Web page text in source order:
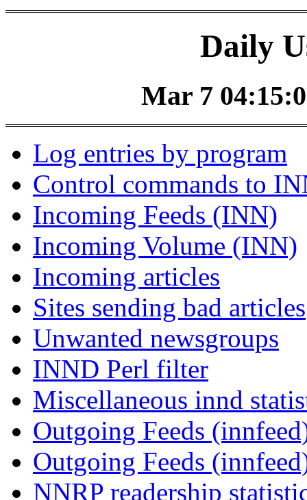
Daily
Mar 7
Log entries by program
Control commands to
Incoming Feeds (INN)
Incoming Volume (INN)
Incoming articles
Sites sending bad articles
Unwanted newsgroups
INND Perl filter
Miscellaneous innd
Outgoing Feeds
Outgoing Feeds
NNRP readership